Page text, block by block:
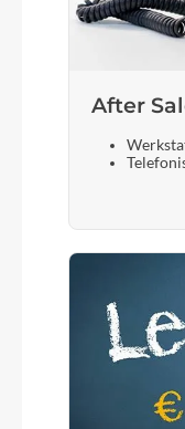
After